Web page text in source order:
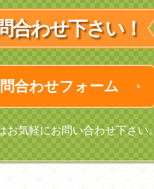
合わせ下さい！
合わせフォーム
気軽にお問い合わせ下さい。